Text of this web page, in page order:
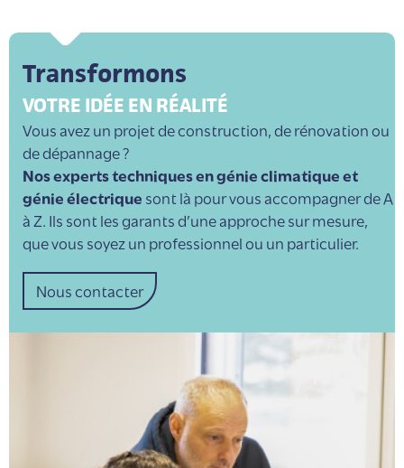
Transformons
VOTRE IDÉE EN RÉALITÉ
Vous avez un projet de construction, de rénovation ou
de dépannage ?
Nos experts techniques en génie climatique et
génie électrique sont là pour vous accompagner de A
à Z. Ils sont les garants d’une approche sur mesure,
que vous soyez un professionnel ou un particulier.
Nous contacter